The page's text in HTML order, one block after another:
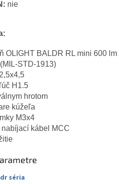
nie
OLIGHT BALDR RL mini 600
STD-1913)
H1.5
hrotom
kúžeľa
M3x4
kábel MCC
séria